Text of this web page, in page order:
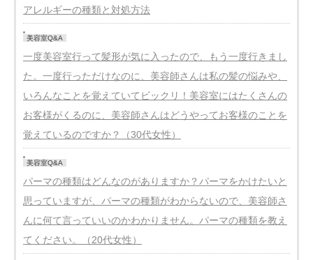
アレルギーの種類と対処方法
美容室Q&A
一度美容室行って髪形が気に入ったので、もう一度行きまし
た。一度行っただけなのに、美容師さんは私の髪の悩みや、
いろんなことを覚えていてビックリ！美容室にはたくさんの
お客様がくるのに、美容師さんはどうやってお客様のことを
覚えているのですか？（30代女性）
美容室Q&A
パーマの種類はどんなのがありますか？パーマをかけたいと
思っていますが、パーマの種類がわからないので、美容師さ
んに何て言っていいのかわかりません。パーマの種類を教え
てください。（20代女性）